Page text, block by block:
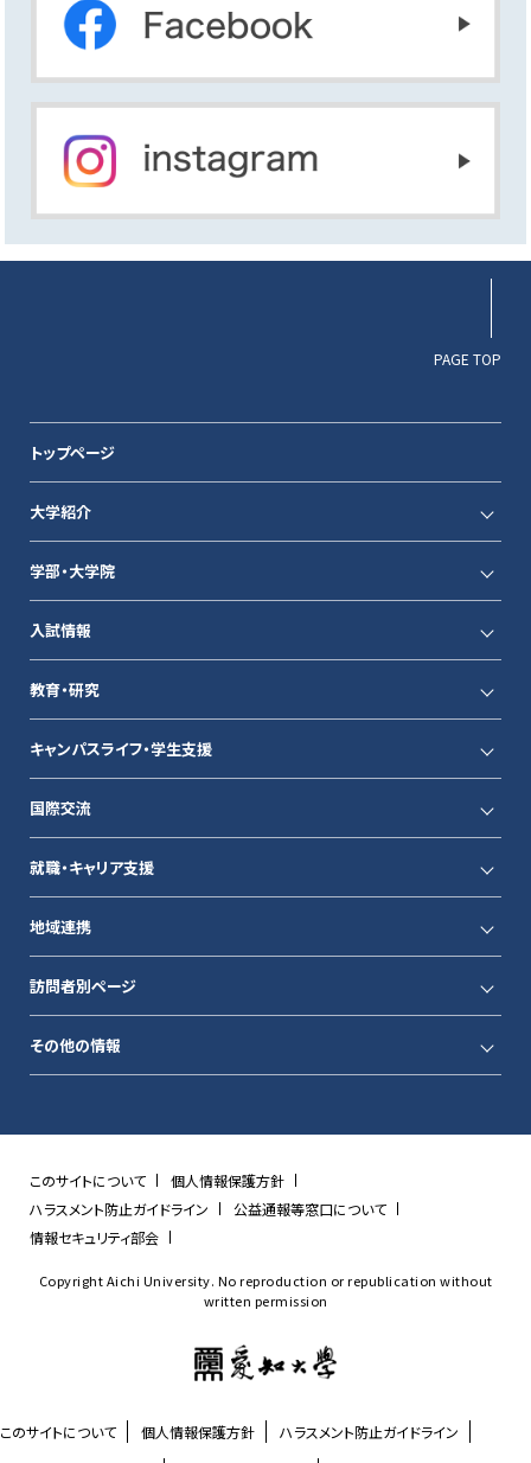
PAGE TOP
トップページ
大学紹介
学部・大学院
入試情報
教育・研究
キャンパスライフ・学生支援
国際交流
就職・キャリア支援
地域連携
訪問者別ページ
その他の情報
このサイトについて
個人情報保護方針
ハラスメント防止ガイドライン
公益通報等窓口について
情報セキュリティ部会
Copyright Aichi University. No reproduction or republication without
written permission
このサイトについて 個人情報保護方針
ハラスメント防止ガイドライン